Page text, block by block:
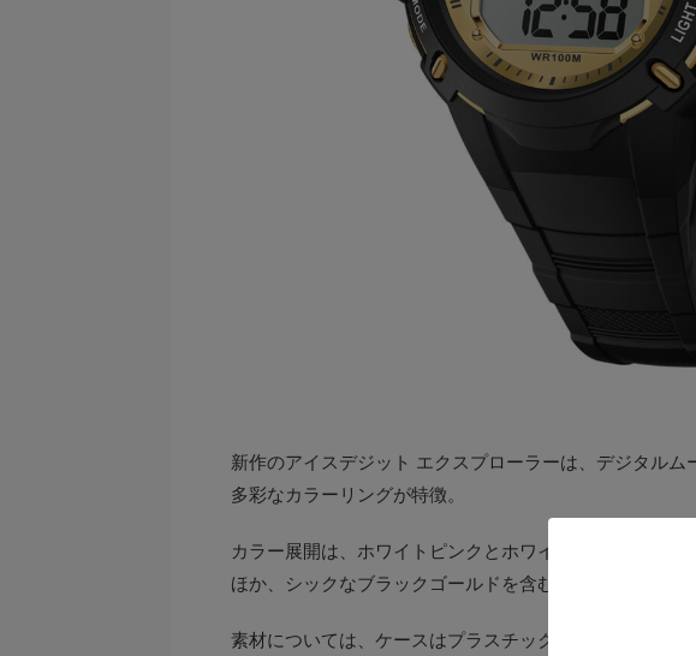
新作のアイスデジット エクスプローラーは、デジタルム
多彩なカラーリングが特徴。
カラー展開は、ホワイトピンクとホワイトオレンジ、ホ
ほか、シックなブラックゴールドを含む全5色。
素材については、ケースはプラスチック、バックルやケ